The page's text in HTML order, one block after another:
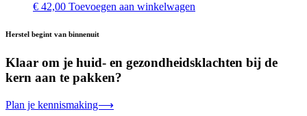
€ 42,00 Toevoegen aan winkelwagen
Herstel begint van binnenuit
Klaar om je huid- en gezondheidsklachten bij de
kern aan te pakken?
Plan je kennismaking⟶